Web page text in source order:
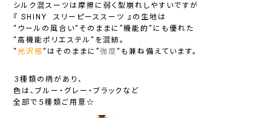
シルク混スーツは摩擦に弱く型崩れしやすいですが
『 SHINY スリーピーススーツ 』の生地は
“ ウールの風合い“そのままに”機能的“にも優れた
“高機能ポリエステル“を混紡。
“ 光沢感“はそのままに”強度“も兼ね備えています。
３種類の柄があり、
色は、ブルー・グレー・ブラックなど
全部で５種類ご用意☆